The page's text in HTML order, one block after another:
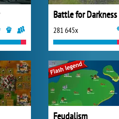
Battle for Darkness
281 645x
Feudalism